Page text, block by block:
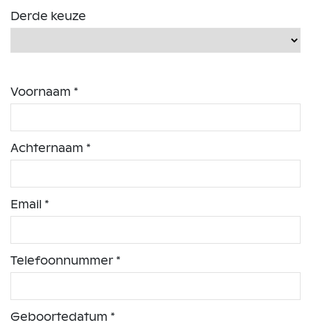
Derde keuze
Voornaam *
Achternaam *
Email *
Telefoonnummer *
Geboortedatum *